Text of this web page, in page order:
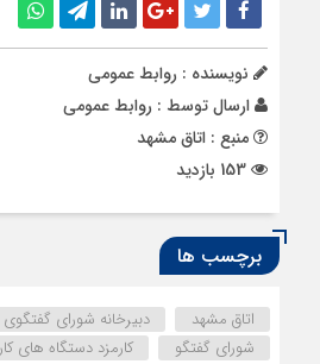
نویسنده : روابط عمومی
ارسال توسط : روابط عمومی
منبع : اتاق مشهد
برچسب ها
اتاق مشهد
دبیرخانه شورای
شورای گفتگو
کارمزد دستگاه های